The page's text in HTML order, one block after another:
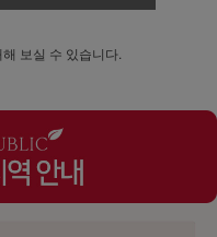
보실 수 있습니다.